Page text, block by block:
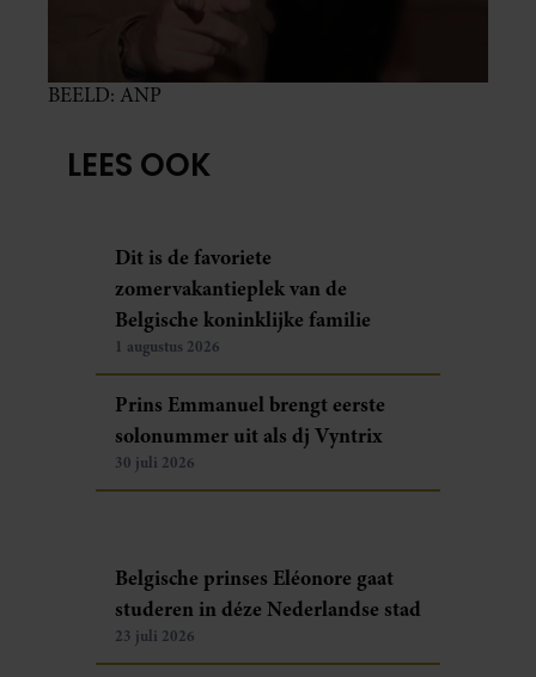
BEELD: ANP
LEES OOK
Dit is de favoriete
zomervakantieplek van de
Belgische koninklijke familie
1 augustus 2026
Prins Emmanuel brengt eerste
solonummer uit als dj Vyntrix
30 juli 2026
Belgische prinses Eléonore gaat
studeren in déze Nederlandse stad
23 juli 2026